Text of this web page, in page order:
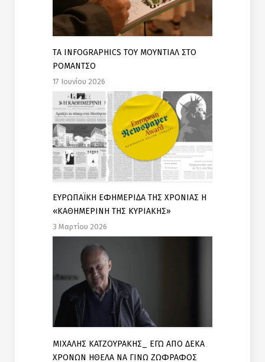
TΑ INFOGRAPHICS ΤΟΥ ΜΟΥΝΤΙΑΛ ΣΤΟ
ΡΟΜΑΝΤΣΟ
17 Ιουνίου 2026
ΕΥΡΩΠΑΪΚΗ ΕΦΗΜΕΡΙΔΑ ΤΗΣ ΧΡΟΝΙΑΣ Η
«ΚΑΘΗΜΕΡΙΝΗ ΤΗΣ ΚΥΡΙΑΚΗΣ»
3 Μαρτίου 2026
ΜΙΧΑΛΗΣ ΚΑΤΖΟΥΡΑΚΗΣ_ ΕΓΩ ΑΠΟ ΔΕΚΑ
ΧΡΟΝΩΝ ΗΘΕΛΑ ΝΑ ΓΙΝΩ ΖΩΦΡΑΦΟΣ